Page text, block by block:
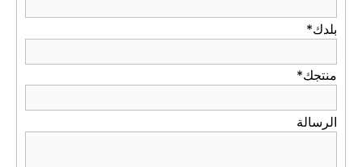
بلدك*
منتجك*
الرسالة